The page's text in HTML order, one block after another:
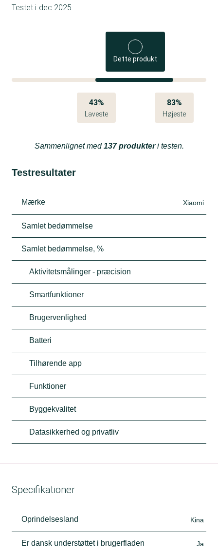
Testet i dec 2025
Dette produkt
43%
Laveste
83%
Højeste
Sammenlignet med137 produkteri testen.
Testresultater
Mærke Xiaomi
Samlet bedømmelse
Samlet bedømmelse, %
Aktivitetsmålinger - præcision
Smartfunktioner
Brugervenlighed
Batteri
Tilhørende app
Funktioner
Byggekvalitet
Datasikkerhed og privatliv
Specifikationer
Oprindelsesland Kina
Er dansk understøttet i brugerfladen Ja